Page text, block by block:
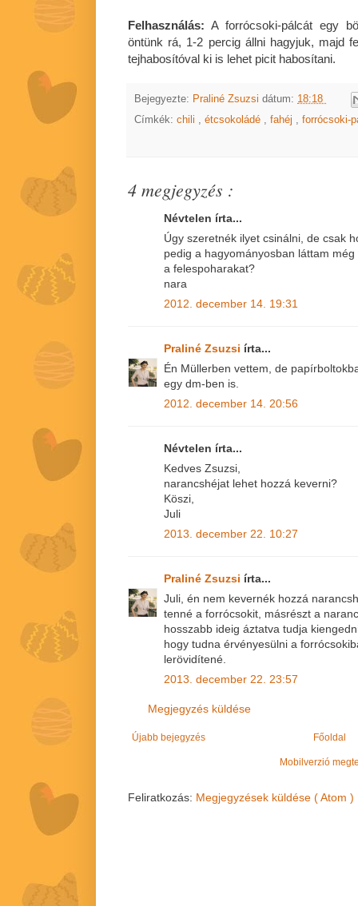
Felhasználás: A forrócsoki-pálcát egy
öntünk rá, 1-2 percig állni hagyjuk, majd
tejhabosítóval ki is lehet picit habosítani.
Bejegyezte: Praliné Zsuzsi dátum: 18:18
Címkék: chili , étcsokoládé , fahéj , forrócsoki-
4 megjegyzés :
Névtelen írta...
Úgy szeretnék ilyet csinálni, de csak
pedig a hagyományosban láttam
a felespoharakat?
nara
2012. december 14. 19:31
Praliné Zsuzsi írta...
Én Müllerben vettem, de
egy dm-ben is.
2012. december 14. 20:56
Névtelen írta...
Kedves Zsuzsi,
narancshéjat lehet hozzá keverni?
Köszi,
Juli
2013. december 22. 10:27
Praliné Zsuzsi írta...
Juli, én nem kevernék hozzá
tenné a forrócsokit, másrészt a
hosszabb ideig áztatva tudja
hogy tudna érvényesülni a
lerövidítené.
2013. december 22. 23:57
Megjegyzés küldése
Újabb bejegyzés Főoldal
Mobilverzió
Feliratkozás: Megjegyzések küldése ( Atom )